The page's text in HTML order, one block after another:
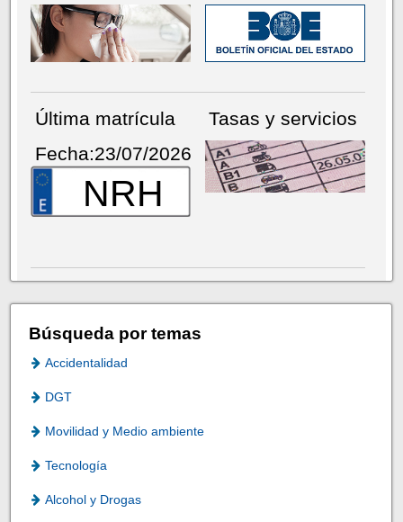
Última matrícula
Fecha:23/07/2026
NRH
Tasas y servicios
Búsqueda por temas
Accidentalidad
DGT
Movilidad y Medio ambiente
Tecnología
Alcohol y Drogas